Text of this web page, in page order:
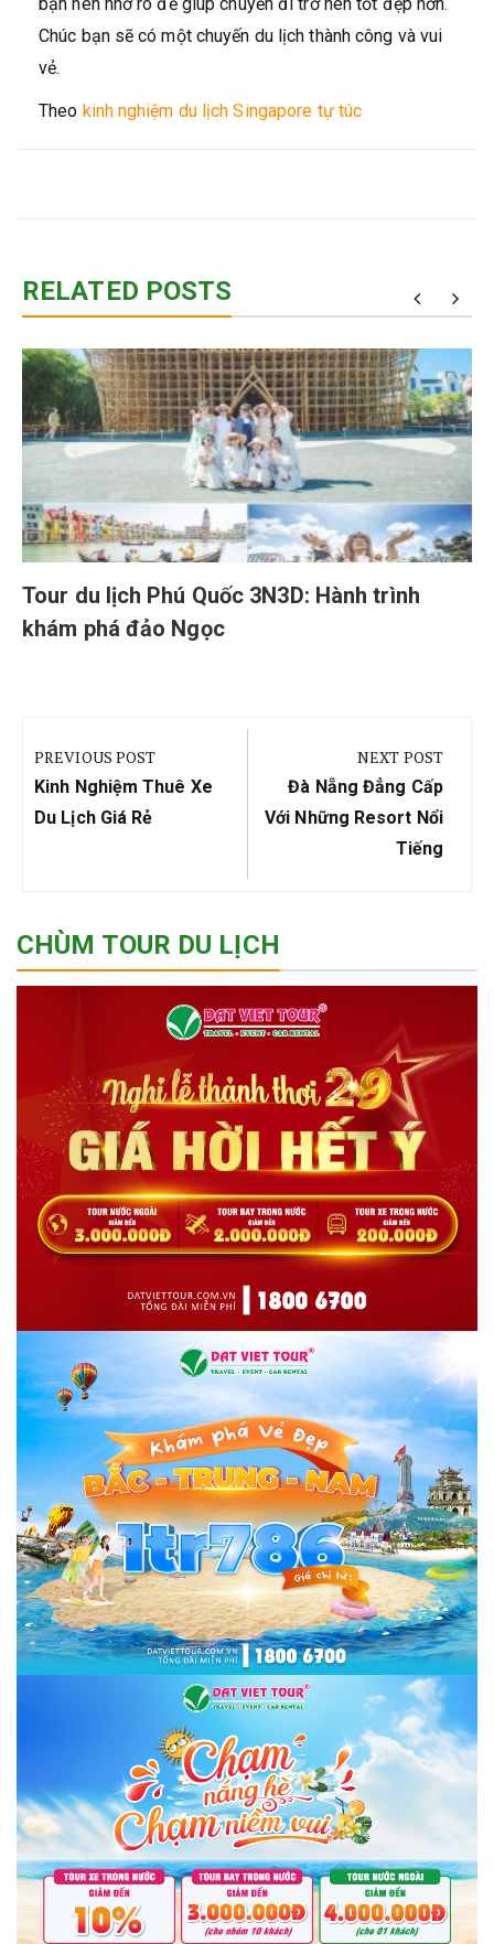
bạn nên nhớ rõ để giúp chuyến đi trở nên tốt đẹp hơn.
Chúc bạn sẽ có một chuyến du lịch thành công và vui
vẻ.
Theo kinh nghiệm du lịch Singapore tự túc
RELATED POSTS
Tour du lịch Phú Quốc 3N3D: Hành trình
khám phá đảo Ngọc
hướng
bài
viết
PREVIOUS POST
Previous
Post:
Kinh Nghiệm Thuê Xe
Du Lịch Giá Rẻ
NEXT POST
Next
Post:
Đà Nẵng Đẳng Cấp
Với Những Resort Nổi
Tiếng
CHÙM TOUR DU LỊCH